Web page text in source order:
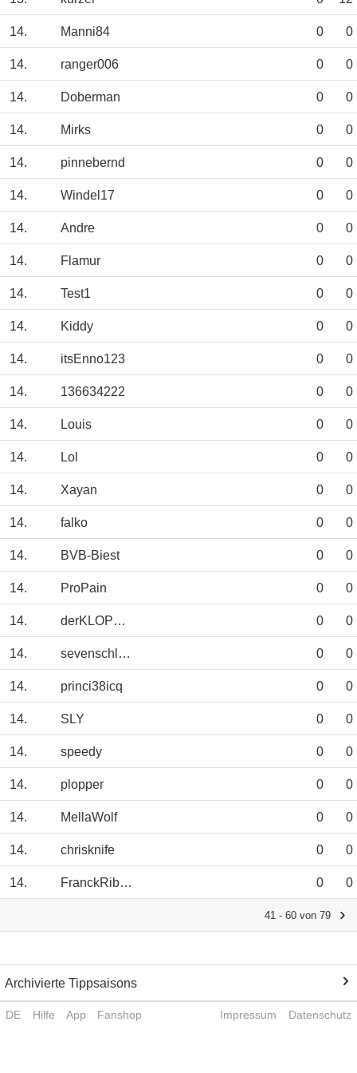
14. Manni84 0 0
14. ranger006 0 0
14. Doberman 0 0
14. Mirks 0 0
14. pinnebernd 0 0
14. Windel17 0 0
14. Andre 0 0
14. Flamur 0 0
14. Test1 0 0
14. Kiddy 0 0
14. itsEnno123 0 0
14. 136634222 0 0
14. Louis 0 0
14. Lol 0 0
14. Xayan 0 0
14. falko 0 0
14. BVB-Biest 0 0
14. ProPain 0 0
14. derKLOPPeffekt 0 0
14. sevenschlumpf 0 0
14. princi38icq 0 0
14. SLY 0 0
14. speedy 0 0
14. plopper 0 0
14. MellaWolf 0 0
14. chrisknife 0 0
14. FranckRibery 0 0
41 - 60 von 79
Archivierte Tippsaisons
DE Hilfe App Fanshop Impressum Datenschutz